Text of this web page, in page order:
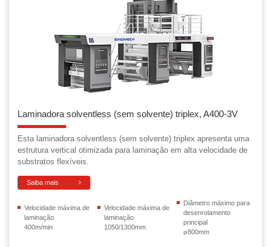
Laminadora solventless (sem solvente) triplex, A400-3V
Esta laminadora solventless (sem solvente) triplex apresenta uma
estrutura vertical otimizada para laminação em alta velocidade de
substratos flexíveis.
Saiba mais
Velocidade máxima de
laminação
400m/min
Velocidade máxima de
laminação
1050/1300mm
Diâmetro máximo para
desenrolamento
principal
⌀800mm